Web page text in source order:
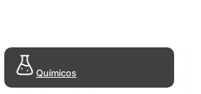
Químicos